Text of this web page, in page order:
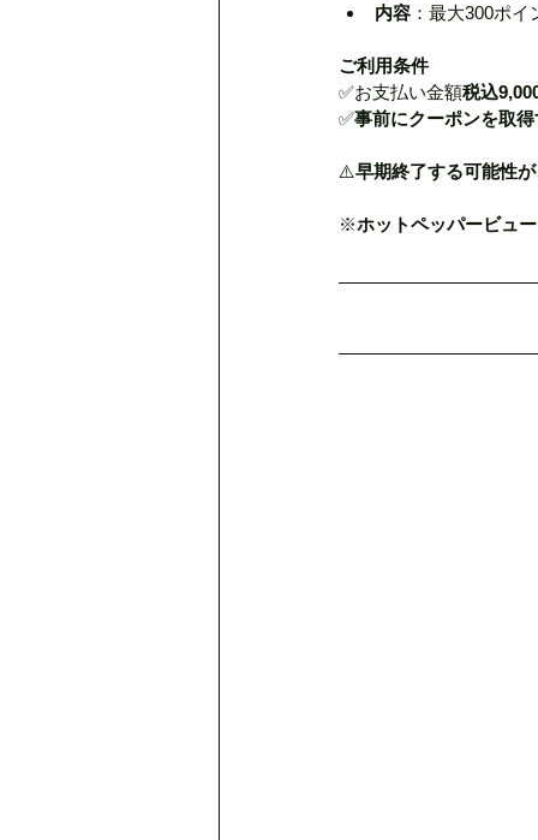
内容 ：最大300ポ
ご利用条件
✅お支払い金額税込
✅事前にクーポンを取
⚠️早期終了する可能性
※ホットペッパービュ